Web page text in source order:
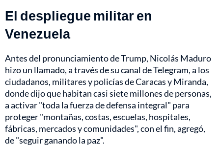
El despliegue militar en
Venezuela
Antes del pronunciamiento de Trump, Nicolás Maduro
hizo un llamado, a través de su canal de Telegram, a los
ciudadanos, militares y policías de Caracas y Miranda,
donde dijo que habitan casi siete millones de personas,
a activar "toda la fuerza de defensa integral" para
proteger "montañas, costas, escuelas, hospitales,
fábricas, mercados y comunidades", con el fin, agregó,
de "seguir ganando la paz".